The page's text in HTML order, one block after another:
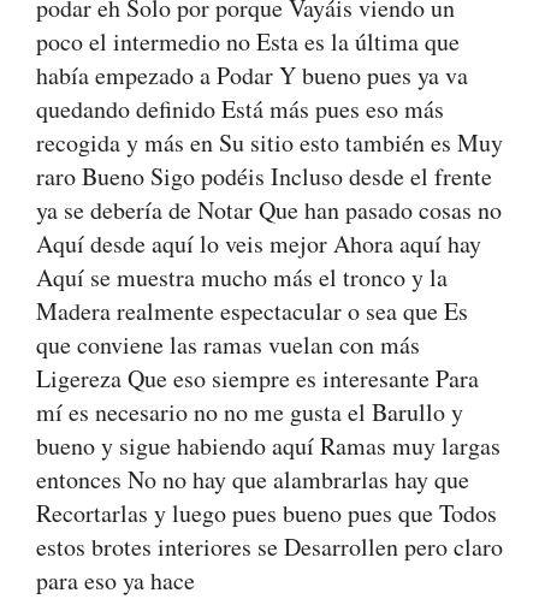
podar eh Solo por porque Vayáis viendo un
poco el intermedio no Esta es la última que
había empezado a Podar Y bueno pues ya va
quedando definido Está más pues eso más
recogida y más en Su sitio esto también es Muy
raro Bueno Sigo podéis Incluso desde el frente
ya se debería de Notar Que han pasado cosas no
Aquí desde aquí lo veis mejor Ahora aquí hay
Aquí se muestra mucho más el tronco y la
Madera realmente espectacular o sea que Es
que conviene las ramas vuelan con más
Ligereza Que eso siempre es interesante Para
mí es necesario no no me gusta el Barullo y
bueno y sigue habiendo aquí Ramas muy largas
entonces No no hay que alambrarlas hay que
Recortarlas y luego pues bueno pues que Todos
estos brotes interiores se Desarrollen pero claro
para eso ya hace